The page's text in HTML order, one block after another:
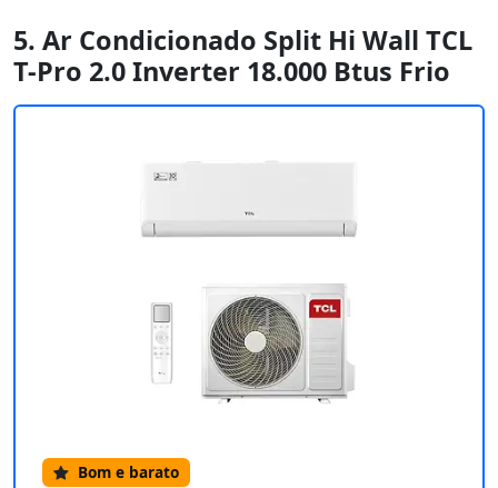
5. Ar Condicionado Split Hi Wall TCL
T-Pro 2.0 Inverter 18.000 Btus Frio
Bom e barato